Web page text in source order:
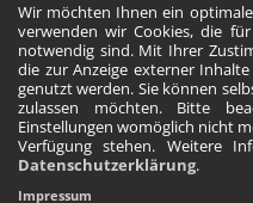
Wir möchten Ihnen ein
verwenden wir Cookies, die
notwendig sind. Mit Ihrer
die zur Anzeige externer
genutzt werden. Sie können
zulassen möchten. Bitte
Einstellungen womöglich nicht
Verfügung stehen. Weitere
Datenschutzerklärung.
Impressum